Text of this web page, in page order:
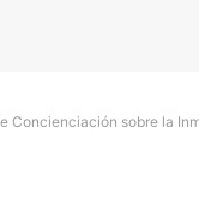
Concienciación sobre la